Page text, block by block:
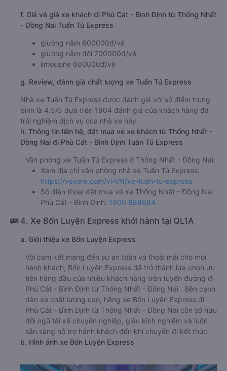
f. Giá vé giá xe khách đi Phù Cát - Bình Định từ Thống Nhất
- Đồng Nai Tuấn Tú Express
giường nằm 600000đ/vé
giường nằm đôi 700000đ/vé
limousine 600000đ/vé
g. Review, đánh giá chất lượng xe Tuấn Tú Express
Nhà xe Tuấn Tú Express được đánh giá với số điểm trung
bình là 4.5/5 dựa trên 1904 đánh giá của khách hàng đã
trải nghiệm dịch vụ của nhà xe này.
h. Thông tin liên hệ, đặt mua vé xe khách từ Thống Nhất -
Đồng Nai đi Phù Cát - Bình Định Tuấn Tú Express
Văn phòng xe Tuấn Tú Express ở Thống Nhất - Đồng Nai:
Xem địa chỉ văn phòng nhà xe Tuấn Tú Express:
https://vexere.com/vi-VN/xe-tuan-tu-express
Số điện thoại đặt mua vé xe Thống Nhất - Đồng Nai
Phù Cát - Bình Định: 1900 888684
🚌 4. Xe Bốn Luyện Express khởi hành tại QL1A
a. Giới thiệu xe Bốn Luyện Express
Với cam kết mang đến sự an toàn và thoải mái cho mọi
hành khách, Bốn Luyện Express đã trở thành lựa chọn ưu
tiên hàng đầu của nhiều khách hàng trên tuyến đường đi
Phù Cát - Bình Định từ Thống Nhất - Đồng Nai . Bên cạnh
dàn xe chất lượng cao, hãng xe Bốn Luyện Express đi
Phù Cát - Bình Định từ Thống Nhất - Đồng Nai còn sở hữu
đội ngũ tài xế chuyên nghiệp, giàu kinh nghiệm và luôn
sẵn sàng hỗ trợ hành khách đến khi chuyến đi kết thúc.
b. Hình ảnh xe Bốn Luyện Express